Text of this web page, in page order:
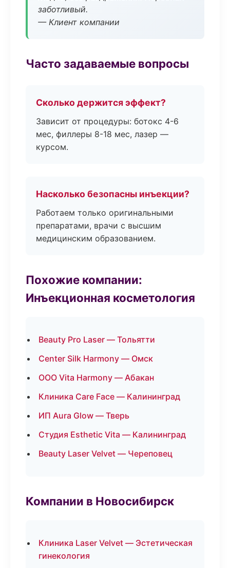
заботливый.
— Клиент компании
Часто задаваемые вопросы
Сколько держится эффект?
Зависит от процедуры: ботокс 4-6
мес, филлеры 8-18 мес, лазер —
курсом.
Насколько безопасны инъекции?
Работаем только оригинальными
препаратами, врачи с высшим
медицинским образованием.
Похожие компании:
Инъекционная косметология
Beauty Pro Laser — Тольятти
Center Silk Harmony — Омск
ООО Vita Harmony — Абакан
Клиника Care Face — Калининград
ИП Aura Glow — Тверь
Студия Esthetic Vita — Калининград
Beauty Laser Velvet — Череповец
Компании в Новосибирск
Клиника Laser Velvet — Эстетическая
гинекология